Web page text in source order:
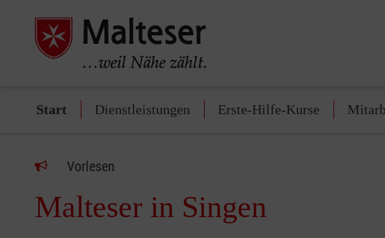
Start Dienstleistungen Erste-Hilfe-Kurse
Vorlesen
Malteser in Singen